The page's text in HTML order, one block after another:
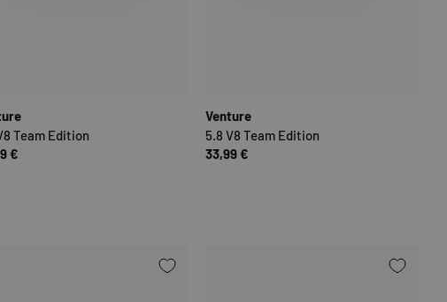
Team Edition
€
Venture
5.8 V8 Team Edition
33,99 €